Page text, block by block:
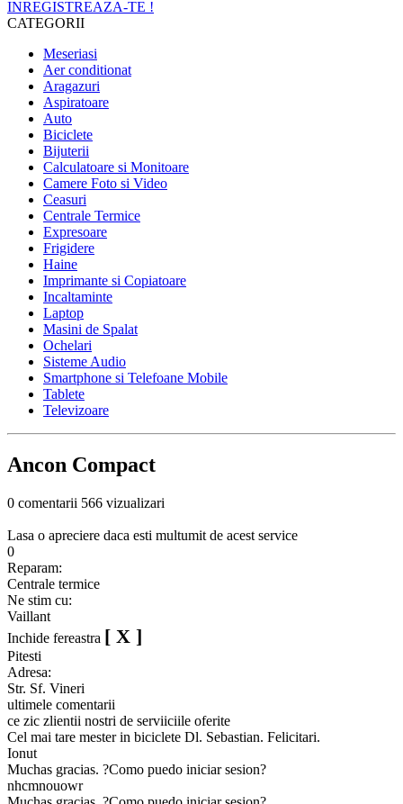
INREGISTREAZA-TE !
CATEGORII
Meseriasi
Aer conditionat
Aragazuri
Aspiratoare
Auto
Biciclete
Bijuterii
Calculatoare si Monitoare
Camere Foto si Video
Ceasuri
Centrale Termice
Expresoare
Frigidere
Haine
Imprimante si Copiatoare
Incaltaminte
Laptop
Masini de Spalat
Ochelari
Sisteme Audio
Smartphone si Telefoane Mobile
Tablete
Televizoare
Ancon Compact
0 comentarii 566 vizualizari
Lasa o apreciere daca esti multumit de acest service
0
Reparam:
Centrale termice
Ne stim cu:
Vaillant
Inchide fereastra [ X ]
Pitesti
Adresa:
Str. Sf. Vineri
ultimele comentarii
ce zic zlientii nostri de serviiciile oferite
Cel mai tare mester in biciclete Dl. Sebastian. Felicitari.
Ionut
Muchas gracias. ?Como puedo iniciar sesion?
nhcmnouowr